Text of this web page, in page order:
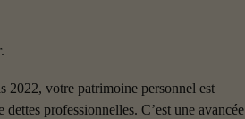
2022, votre patrimoine personnel est
professionnelles. C’est une avancée